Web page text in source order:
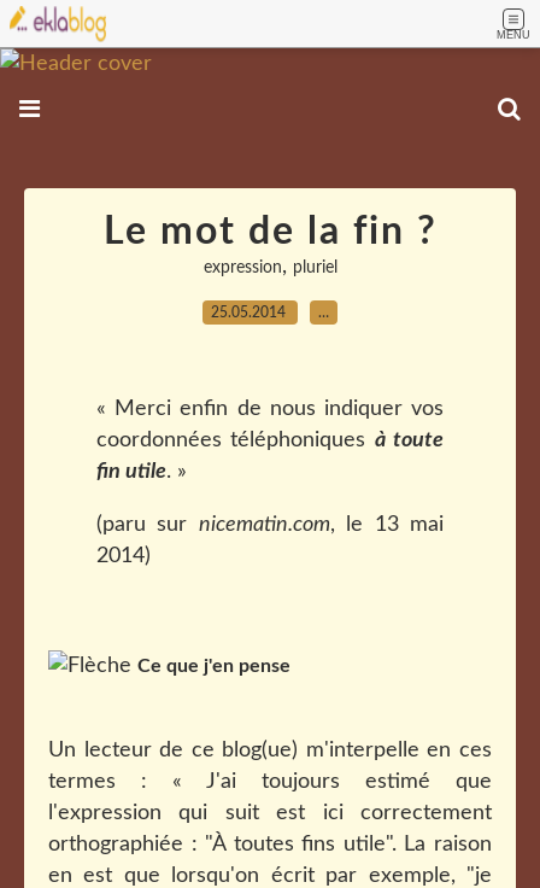
MENU
Le mot de la fin ?
expression, pluriel
25.05.2014 …
« Merci enfin de nous indiquer vos
coordonnées téléphoniques à toute
fin utile. »
(paru sur nicematin.com, le 13 mai
2014)
Ce que j'en pense
Un lecteur de ce blog(ue) m'interpelle en ces
termes : « J'ai toujours estimé que
l'expression qui suit est ici correctement
orthographiée : "À toutes fins utile". La raison
en est que lorsqu'on écrit par exemple, "je